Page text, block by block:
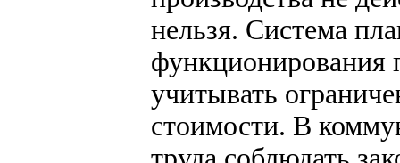
нельзя. Система
функционирования
учитывать
стоимости. В